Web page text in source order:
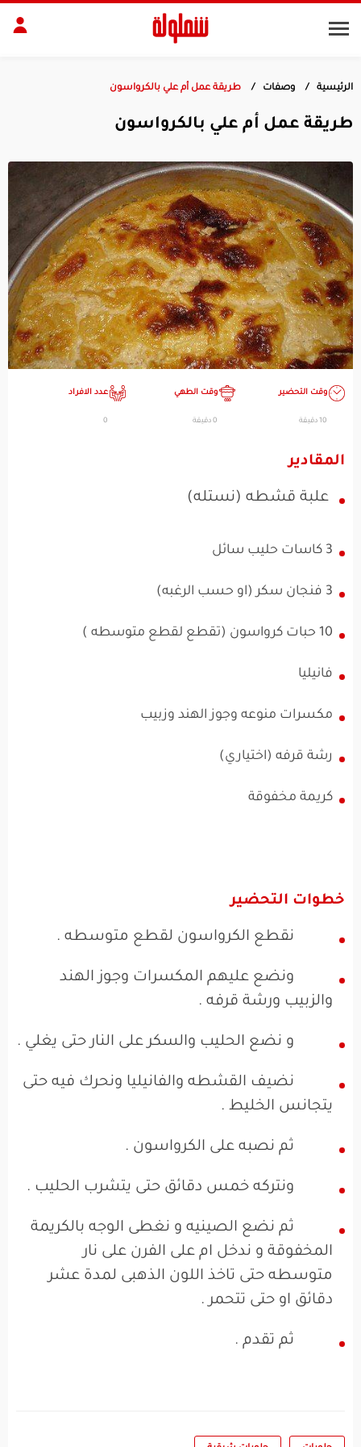
الرئيسية وصفات طريقة عمل أم علي بالكرواسون
طريقة عمل أم علي بالكرواسون
وقت التحضير
10 دقيقة
وقت الطهي
0 دقيقة
عدد الافراد
0
المقادير
علبة قشطه (نستله)
3 كاسات حليب سائل
3 فنجان سكر (او حسب الرغبه)
10 حبات كرواسون (تقطع لقطع متوسطه )
فانيليا
مكسرات منوعه وجوز الهند وزبيب
رشة قرفه (اختياري)
كريمة مخفوقة
خطوات التحضير
نقطع الكرواسون لقطع متوسطه .
ونضع عليهم المكسرات وجوز الهند
والزبيب ورشة قرفه .
و نضع الحليب والسكر على النار حتى يغلي .
نضيف القشطه والفانيليا ونحرك فيه حتى
يتجانس الخليط .
ثم نصبه على الكرواسون .
ونتركه خمس دقائق حتى يتشرب الحليب .
ثم نضع الصينيه و نغطى الوجه بالكريمة
المخفوقة و ندخل ام على الفرن على نار
متوسطه حتى تاخذ اللون الذهبى لمدة عشر
دقائق او حتى تتحمر .
ثم تقدم .
الجسم
ديكور